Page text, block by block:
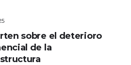
sobre el deterioro
de la